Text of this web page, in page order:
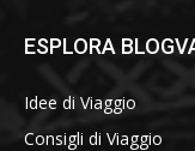
ESPLORA
Idee di Viaggio
Consigli di Viaggio